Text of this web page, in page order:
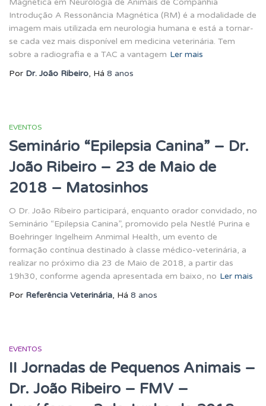
Introdução A Ressonância Magnética (RM) é a modalidade de
imagem mais utilizada em neurologia humana e está a tornar-
se cada vez mais disponível em medicina veterinária. Tem
sobre a radiografia e a TAC a vantagem Ler mais
Por Dr. João Ribeiro, Há 8 anos
EVENTOS
Seminário “Epilepsia Canina” – Dr.
João Ribeiro – 23 de Maio de
2018 – Matosinhos
O Dr. João Ribeiro participará, enquanto orador convidado, no
Seminário “Epilepsia Canina”, promovido pela Nestlé Purina e
Boehringer Ingelheim Anmimal Health, um evento de
formação contínua destinado à classe médico-veterinária, a
realizar no próximo dia 23 de Maio de 2018, a partir das
19h30, conforme agenda apresentada em baixo, no Ler mais
Por Referência Veterinária, Há 8 anos
EVENTOS
II Jornadas de Pequenos Animais –
Dr. João Ribeiro – FMV –